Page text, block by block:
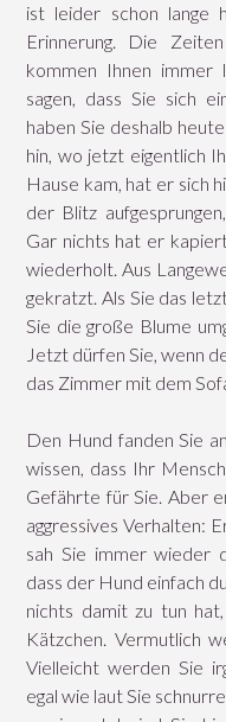
ist leider schon
Erinnerung. Die
kommen Ihnen immer
sagen, dass Sie sich
haben Sie deshalb
hin, wo jetzt eigentlich
Hause kam, hat er sich
der Blitz
Gar nichts hat er
wiederholt. Aus
gekratzt. Als Sie das
Sie die große Blume
Jetzt dürfen Sie, wenn
das Zimmer mit dem
Den Hund fanden Sie
wissen, dass Ihr
Gefährte für Sie. Aber
aggressives Verhalten:
sah Sie immer wieder
dass der Hund einfach
nichts damit zu tun
Kätzchen. Vermutlich
Vielleicht werden Sie
egal wie laut Sie